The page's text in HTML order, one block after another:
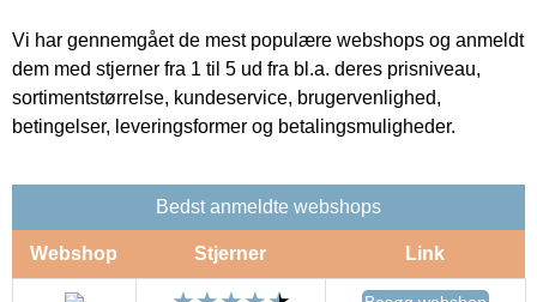
Vi har gennemgået de mest populære webshops og anmeldt
dem med stjerner fra 1 til 5 ud fra bl.a. deres prisniveau,
sortimentstørrelse, kundeservice, brugervenlighed,
betingelser, leveringsformer og betalingsmuligheder.
Bedst anmeldte webshops
Webshop Stjerner Link